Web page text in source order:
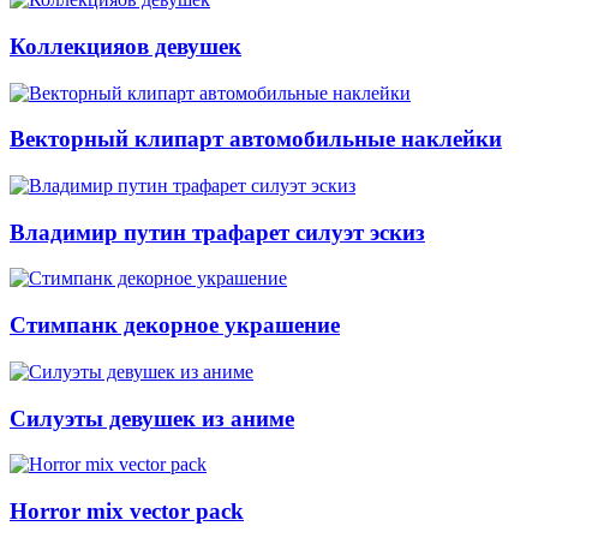
Коллекцияов девушек
Векторный клипарт автомобильные наклейки
Владимир путин трафарет силуэт эскиз
Стимпанк декорное украшение
Силуэты девушек из аниме
Horror mix vector pack